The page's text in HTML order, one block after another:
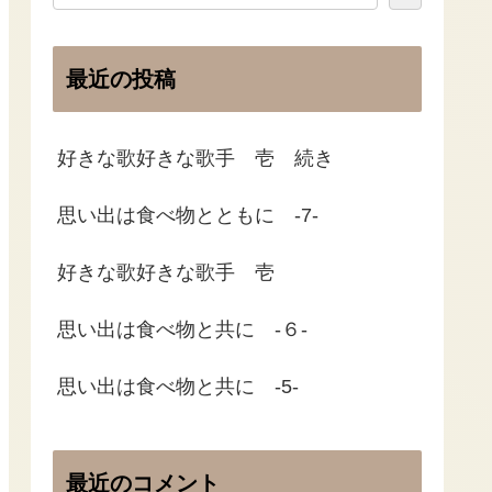
最近の投稿
好きな歌好きな歌手 壱 続き
思い出は食べ物とともに -7-
好きな歌好きな歌手 壱
思い出は食べ物と共に -６-
思い出は食べ物と共に -5-
最近のコメント